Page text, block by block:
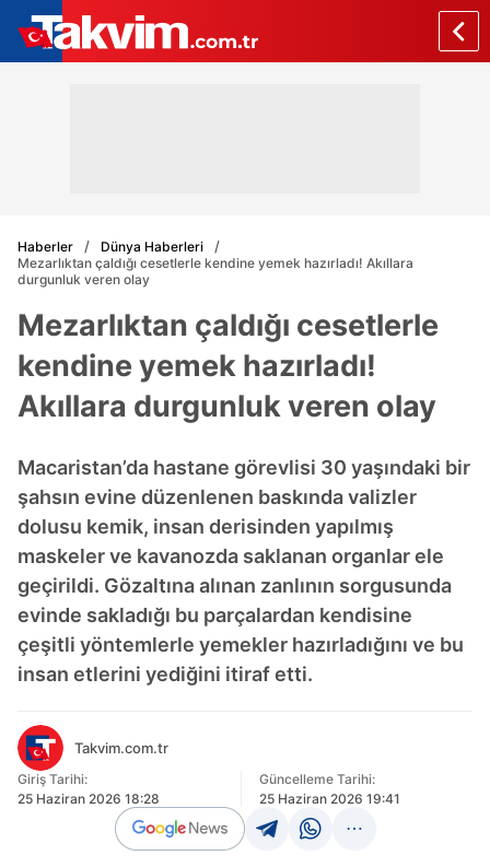
Haberler
Dünya Haberleri
Mezarlıktan çaldığı cesetlerle kendine yemek hazırladı! Akıllara
durgunluk veren olay
Mezarlıktan çaldığı cesetlerle
kendine yemek hazırladı!
Akıllara durgunluk veren olay
Macaristan’da hastane görevlisi 30 yaşındaki bir
şahsın evine düzenlenen baskında valizler
dolusu kemik, insan derisinden yapılmış
maskeler ve kavanozda saklanan organlar ele
geçirildi. Gözaltına alınan zanlının sorgusunda
evinde sakladığı bu parçalardan kendisine
çeşitli yöntemlerle yemekler hazırladığını ve bu
insan etlerini yediğini itiraf etti.
Takvim.com.tr
Giriş Tarihi:
25 Haziran 2026 18:28
Güncelleme Tarihi:
25 Haziran 2026 19:41